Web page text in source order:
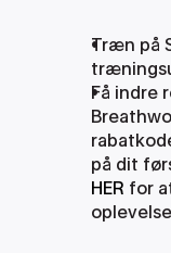
Træn på
Få indre
på dit
HER for